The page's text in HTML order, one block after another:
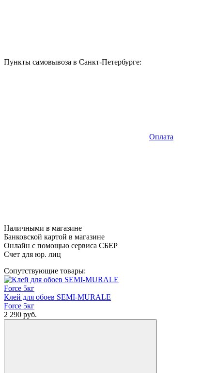
Пункты самовывоза в Санкт-Петербурге:
Оплата
Наличными в магазине
Банковской картой в магазине
Онлайн с помощью сервиса СБЕР
Счет для юр. лиц
Сопутствующие товары:
Клей для обоев SEMI-MURALE
Force 5кг
2 290 руб.